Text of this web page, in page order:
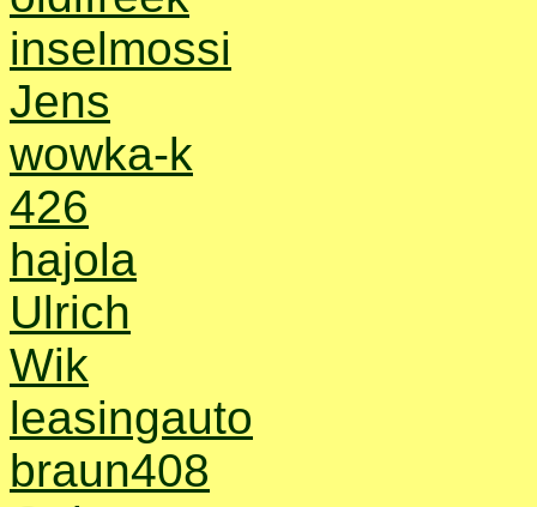
inselmossi
Jens
wowka-k
426
hajola
Ulrich
Wik
leasingauto
braun408